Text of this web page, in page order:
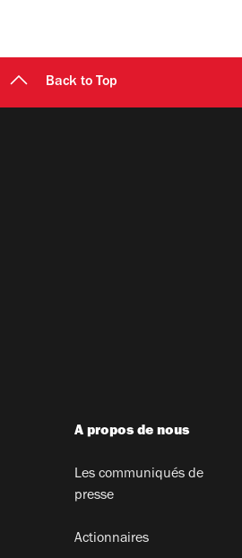
Back to Top
A propos de nous
Les communiqués de
presse
Actionnaires